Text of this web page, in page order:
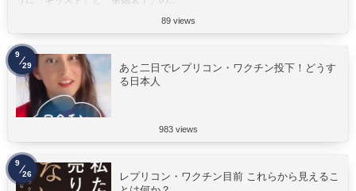
89 views
あと二日でレプリコン・ワクチン投下！どうす
る日本人
983 views
9
29
レプリコン・ワクチン目前 これらから見えるこ
9
26